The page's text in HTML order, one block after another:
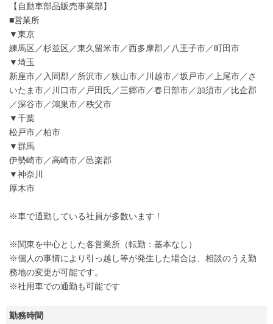
【自動車部品販売事業部】
■営業所
▼東京
練馬区／杉並区／東久留米市／西多摩郡／八王子市／町田市
▼埼玉
新座市／入間郡／所沢市／狭山市／川越市／坂戸市／上尾市／さ
いたま市／川口市／戸田氏／三郷市／春日部市／加須市／比企郡
／深谷市／鴻巣市／秩父市
▼千葉
松戸市／柏市
▼群馬
伊勢崎市／高崎市／邑楽郡
▼神奈川
厚木市
※車で通勤している社員が多数います！
※関東を中心とした各営業所（転勤：基本なし）
※個人の事情により引っ越し等が発生した場合は、相談のうえ勤
務地の変更が可能です。
※社用車での通勤も可能です
勤務時間